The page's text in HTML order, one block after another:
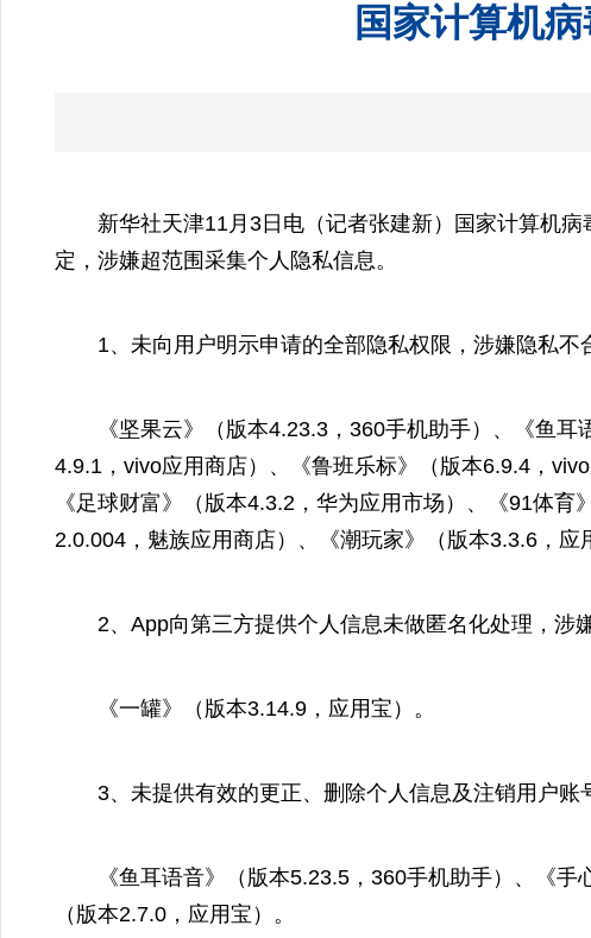
国家计算机
新华社天津11月3日电（记者张建新）国家计算机病
定，涉嫌超范围采集个人隐私信息。
1、未向用户明示申请的全部隐私权限，涉嫌隐私不
《坚果云》（版本4.23.3，360手机助手）、《鱼耳
4.9.1，vivo应用商店）、《鲁班乐标》（版本6.9.4，
《足球财富》（版本4.3.2，华为应用市场）、《91体
2.0.004，魅族应用商店）、《潮玩家》（版本3.3.6，应
2、App向第三方提供个人信息未做匿名化处理，涉嫌
《一罐》（版本3.14.9，应用宝）。
3、未提供有效的更正、删除个人信息及注销用户账
《鱼耳语音》（版本5.23.5，360手机助手）、《手
（版本2.7.0，应用宝）。